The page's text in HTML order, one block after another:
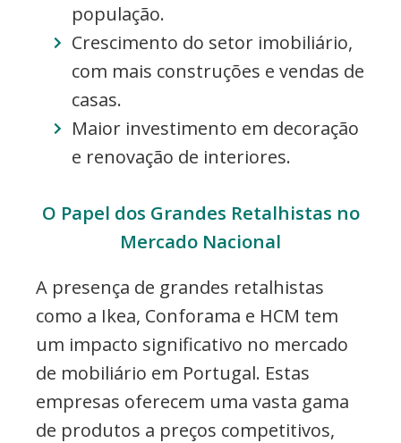
população.
Crescimento do setor imobiliário,
com mais construções e vendas de
casas.
Maior investimento em decoração
e renovação de interiores.
O Papel dos Grandes Retalhistas no
Mercado Nacional
A presença de grandes retalhistas
como a Ikea, Conforama e HCM tem
um impacto significativo no mercado
de mobiliário em Portugal. Estas
empresas oferecem uma vasta gama
de produtos a preços competitivos,